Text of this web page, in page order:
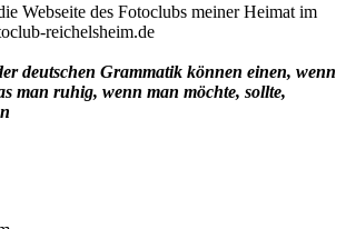
Webseite des Fotoclubs meiner Heimat im
reichelsheim.de
deutschen Grammatik können einen, wenn
man ruhig, wenn man möchte, sollte,